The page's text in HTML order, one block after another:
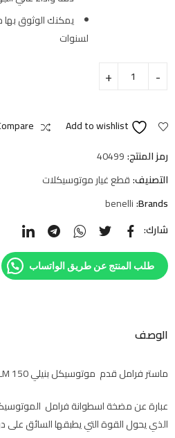
يمكنك الوثوق
لسنوات
Add to wishlist
رمز المنتج:40499
التصنيف:قطع غيار موتوسيكلات
Brands:
benelli
شارك:
طلب المنتج عن طريق الواتساب
الوصف
ماستر فرامل قدم موتوسيكل بنيلي VLX/VLM 150
عبارة عن مضخة اسطوانة فرامل
الذي يحول القوة التي يطبقها السائق